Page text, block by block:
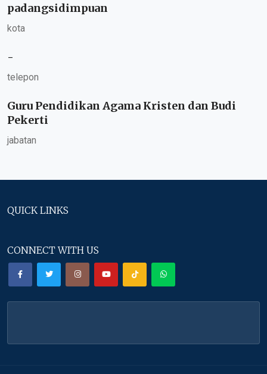
padangsidimpuan
kota
-
telepon
Guru Pendidikan Agama Kristen dan Budi
Pekerti
jabatan
QUICK LINKS
CONNECT WITH US